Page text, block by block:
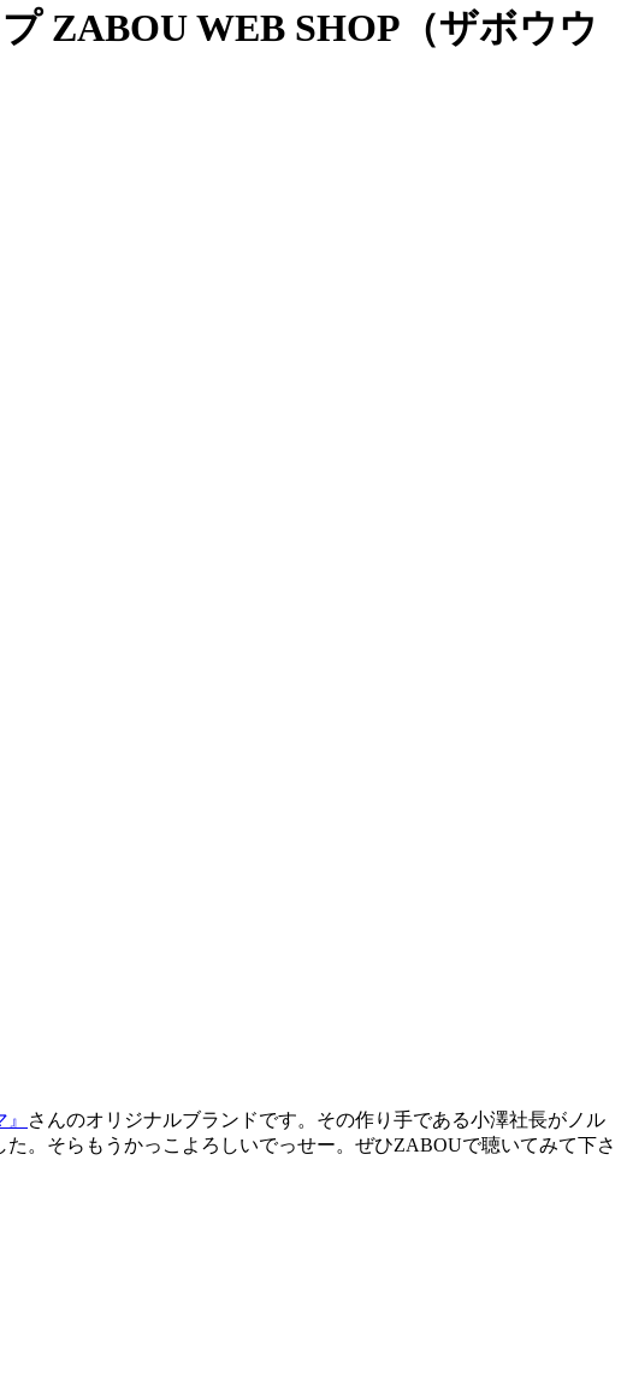
ZABOU WEB SHOP（ザボウウ
さんのオリジナルブランドです。その作り手である小澤社長がノル
。そらもうかっこよろしいでっせー。ぜひZABOUで聴いてみて下さ